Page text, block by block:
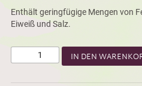
Enthält geringfügige Mengen von
Eiweiß und Salz.
IN DEN